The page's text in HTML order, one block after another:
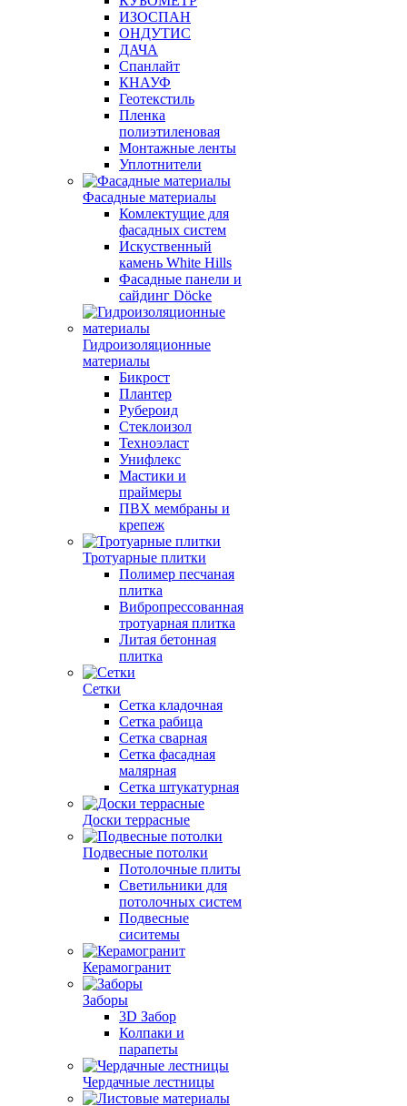
ИЗОСПАН
ОНДУТИС
ДАЧА
Спанлайт
КНАУФ
Геотекстиль
Пленка
полиэтиленовая
Монтажные ленты
Уплотнители
Фасадные материалы
Комлектущие для
фасадных систем
Искуственный
камень White Hills
Фасадные панели и
сайдинг Döcke
Гидроизоляционные
материалы
Бикрост
Плантер
Рубероид
Стеклоизол
Техноэласт
Унифлекс
Мастики и
праймеры
ПВХ мембраны и
крепеж
Тротуарные плитки
Полимер песчаная
плитка
Вибропрессованная
тротуарная плитка
Литая бетонная
плитка
Сетки
Сетка кладочная
Сетка рабица
Сетка сварная
Сетка фасадная
малярная
Сетка штукатурная
Доски террасные
Подвесные потолки
Потолочные плиты
Светильники для
потолочных систем
Подвесные
сиситемы
Керамогранит
Заборы
3D Забор
Колпаки и
парапеты
Чердачные лестницы